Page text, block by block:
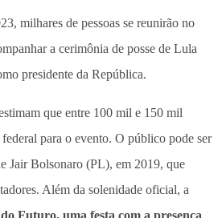
milhares de pessoas se reunirão no
a cerimônia de posse de Lula
presidente da República.
que entre 100 mil e 150 mil
para o evento. O público pode ser
Jair Bolsonaro (PL), em 2019, que
Além da solenidade oficial, a
Futuro, uma festa com a presença